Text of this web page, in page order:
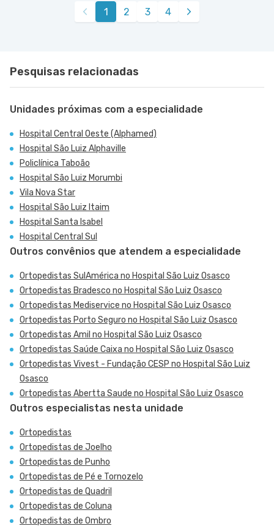
Taboao da Serra - SP
Rua Engenheiro Oscar Americano nr. 1010 -
Santa Catarina, Sao Paulo - SP
Rua Das Perobas nr. 344 1º Subsolo - Jardim
1 2 3 4
Pesquisas relacionadas
Unidades próximas com a especialidade
Hospital Central Oeste (Alphamed)
Hospital São Luiz Alphaville
Policlínica Taboão
Hospital São Luiz Morumbi
Vila Nova Star
Hospital São Luiz Itaim
Hospital Santa Isabel
Hospital Central Sul
Outros convênios que atendem a especialidade
Ortopedistas SulAmérica no Hospital São Luiz Osasco
Ortopedistas Bradesco no Hospital São Luiz Osasco
Ortopedistas Mediservice no Hospital São Luiz Osasco
Ortopedistas Porto Seguro no Hospital São Luiz Osasco
Ortopedistas Amil no Hospital São Luiz Osasco
Ortopedistas Saúde Caixa no Hospital São Luiz Osasco
Ortopedistas Vivest - Fundação CESP no Hospital São Luiz
Osasco
Ortopedistas Abertta Saude no Hospital São Luiz Osasco
Outros especialistas nesta unidade
Ortopedistas
Ortopedistas de Joelho
Ortopedistas de Punho
Ortopedistas de Pé e Tornozelo
Ortopedistas de Quadril
Ortopedistas de Coluna
Ortopedistas de Ombro